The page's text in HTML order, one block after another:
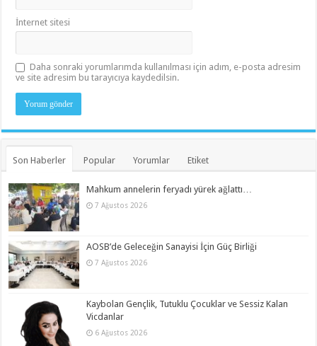
İnternet sitesi
Daha sonraki yorumlarımda kullanılması için adım, e-posta adresim
ve site adresim bu tarayıcıya kaydedilsin.
Son Haberler Popular Yorumlar Etiket
Mahkum annelerin feryadı yürek ağlattı…
7 Ağustos 2026
AOSB’de Geleceğin Sanayisi İçin Güç Birliği
7 Ağustos 2026
Kaybolan Gençlik, Tutuklu Çocuklar ve Sessiz Kalan
Vicdanlar
6 Ağustos 2026